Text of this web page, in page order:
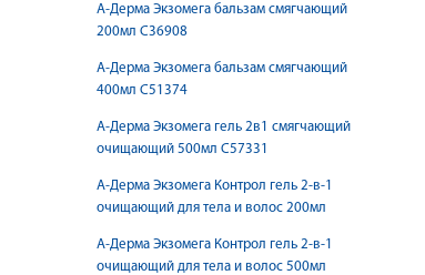
А-Дерма Экзомега бальзам смягчающий
200мл C36908
А-Дерма Экзомега бальзам смягчающий
400мл C51374
А-Дерма Экзомега гель 2в1 смягчающий
очищающий 500мл С57331
А-Дерма Экзомега Контрол гель 2-в-1
очищающий для тела и волос 200мл
А-Дерма Экзомега Контрол гель 2-в-1
очищающий для тела и волос 500мл